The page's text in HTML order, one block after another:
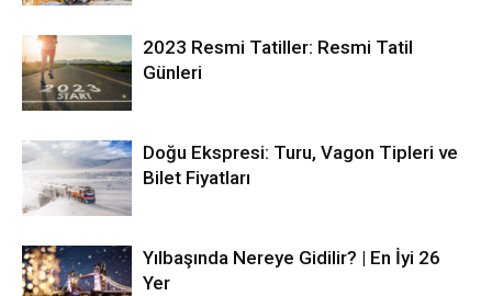
2023 Resmi Tatiller: Resmi Tatil
Günleri
Doğu Ekspresi: Turu, Vagon Tipleri ve
Bilet Fiyatları
Yılbaşında Nereye Gidilir? | En İyi 26
Yer